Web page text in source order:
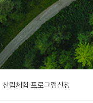
산림체험 프로그램신청